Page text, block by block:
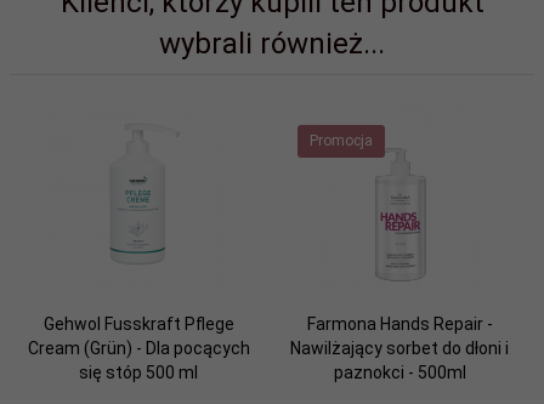
wybrali również...
Gehwol Fusskraft Pflege
Cream (Grün) - Dla pocących
się stóp 500 ml
Promocja
Farmona Hands Repair -
Nawilżający sorbet do dłoni i
paznokci - 500ml